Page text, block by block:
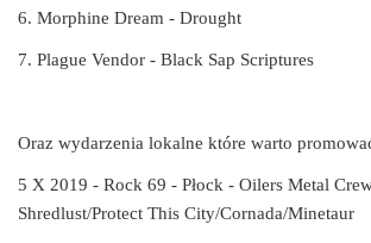
6. Morphine Dream - Drought
7. Plague Vendor - Black Sap Scriptures
Oraz wydarzenia lokalne które warto
5 X 2019 - Rock 69 - Płock - Oilers Metal
Shredlust/Protect This City/Cornada/Minetaur